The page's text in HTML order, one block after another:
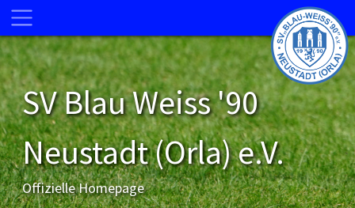
SV Blau Weiss '90
Neustadt (Orla) e.V.
Offizielle Homepage